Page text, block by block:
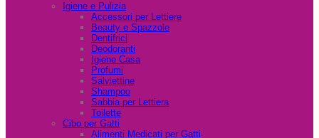
Igiene e Pulizia
Accessori per Lettiere
Beauty e Spazzole
Dentifrici
Deodoranti
Igiene Casa
Profumi
Salviettine
Shampoo
Sabbia per Lettiera
Toilette
Cibo per Gatti
Alimenti Medicati per Gatti